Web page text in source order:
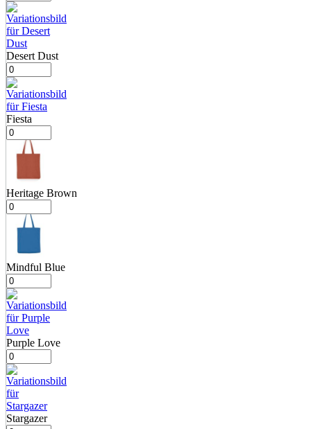
Desert Dust
Fiesta
Heritage Brown
Mindful Blue
Purple Love
Stargazer